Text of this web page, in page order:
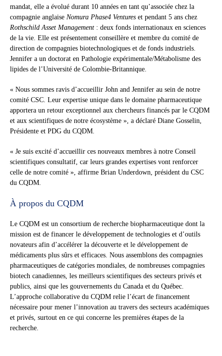
mandat, elle a évolué durant 10 années en tant qu’associée chez la
compagnie anglaise Nomura Phase4 Ventures et pendant 5 ans chez
Rothschild Asset Management : deux fonds internationaux en sciences
de la vie. Elle est présentement conseillère et membre du comité de
direction de compagnies biotechnologiques et de fonds industriels.
Jennifer a un doctorat en Pathologie expérimentale/Métabolisme des
lipides de l’Université de Colombie-Britannique.
« Nous sommes ravis d’accueillir John and Jennifer au sein de notre
comité CSC. Leur expertise unique dans le domaine pharmaceutique
apportera un retour exceptionnel aux chercheurs financés par le CQDM
et aux scientifiques de notre écosystème », a déclaré Diane Gosselin,
Présidente et PDG du CQDM.
« Je suis excité d’accueillir ces nouveaux membres à notre Conseil
scientifiques consultatif, car leurs grandes expertises vont renforcer
celle de notre comité », affirme Brian Underdown, président du CSC
du CQDM.
À propos du CQDM
Le CQDM est un consortium de recherche biopharmaceutique dont la
mission est de financer le développement de technologies et d’outils
novateurs afin d’accélérer la découverte et le développement de
médicaments plus sûrs et efficaces. Nous assemblons des compagnies
pharmaceutiques de catégories mondiales, de nombreuses compagnies
biotech canadiennes, les meilleurs scientifiques des secteurs privés et
publics, ainsi que les gouvernements du Canada et du Québec.
L’approche collaborative du CQDM relie l’écart de financement
nécessaire pour mener l’innovation au travers des secteurs académiques
et privés, surtout en ce qui concerne les premières étapes de la
recherche.